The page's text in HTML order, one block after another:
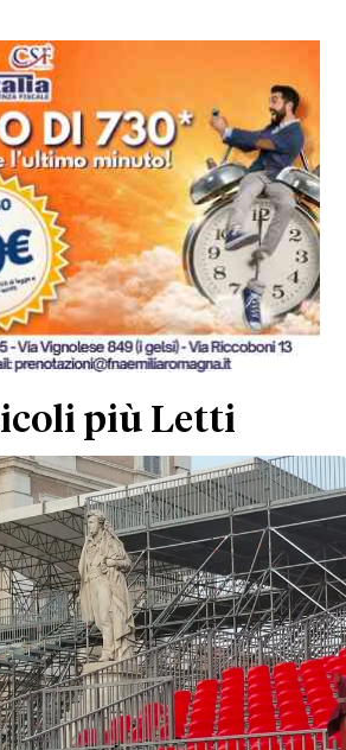
più Letti